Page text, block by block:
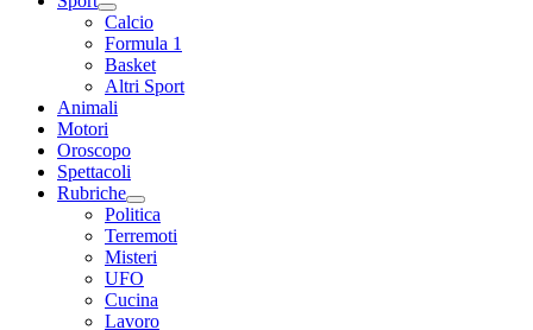
Calcio
Formula 1
Basket
Altri Sport
Animali
Motori
Oroscopo
Spettacoli
Rubriche
Politica
Terremoti
Misteri
UFO
Cucina
Lavoro